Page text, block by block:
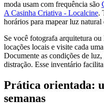
moda usam com frequência são
A Casinha Criativa - Localcine.
horários para mapear luz
Se você fotografa arquitetura
locações locais e visite cada
Documente as condições de
distração. Esse inventário
Prática orientada:
semanas